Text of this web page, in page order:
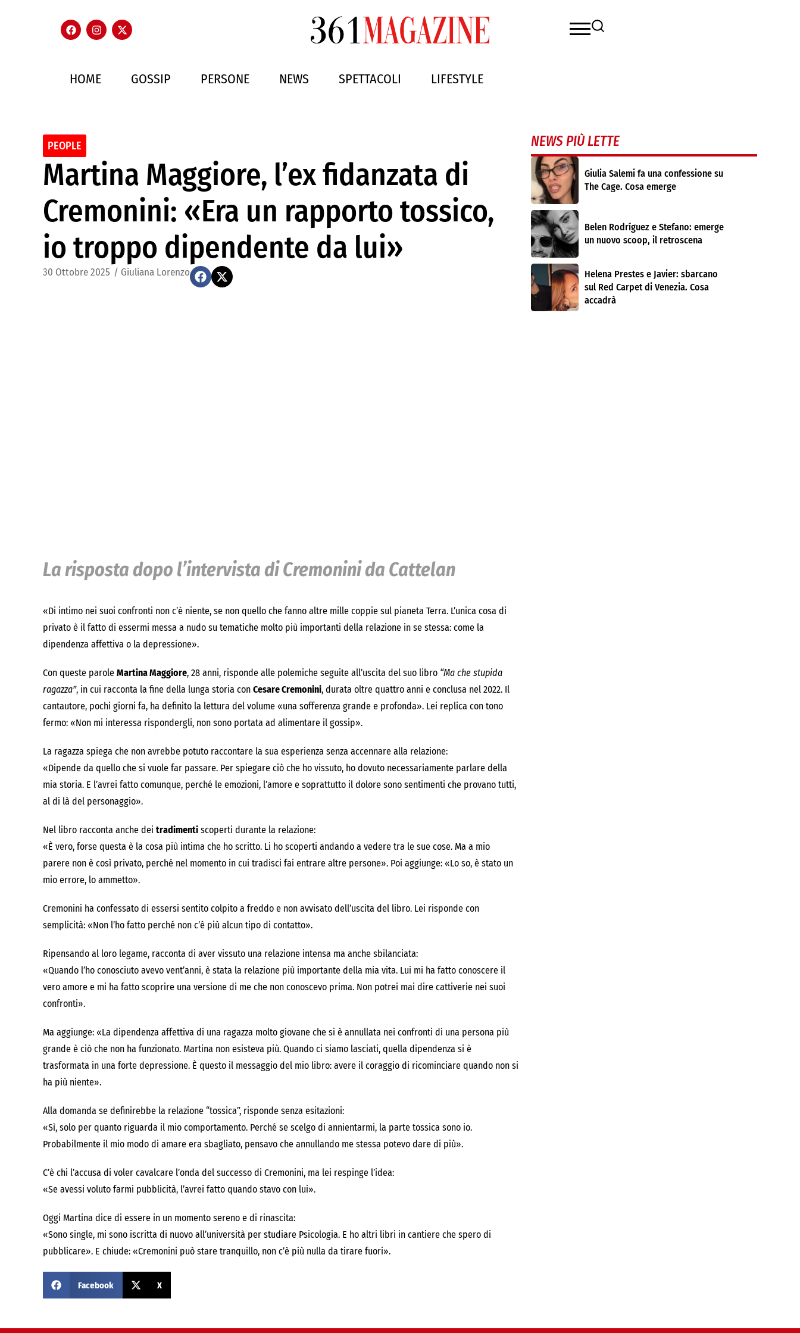
HOME GOSSIP PERSONE NEWS SPETTACOLI LIFESTYLE
PEOPLE
Martina Maggiore, l’ex fidanzata di
Cremonini: «Era un rapporto tossico,
io troppo dipendente da lui»
30 Ottobre 2025 / Giuliana Lorenzo
La risposta dopo l’intervista di Cremonini da Cattelan
«Di intimo nei suoi confronti non c’è niente, se non quello che fanno altre mille coppie sul pianeta Terra. L’unica cosa di
privato è il fatto di essermi messa a nudo su tematiche molto più importanti della relazione in se stessa: come la
dipendenza affettiva o la depressione».
Con queste parole Martina Maggiore, 28 anni, risponde alle polemiche seguite all’uscita del suo libro “Ma che stupida
ragazza”, in cui racconta la fine della lunga storia con Cesare Cremonini, durata oltre quattro anni e conclusa nel 2022. Il
cantautore, pochi giorni fa, ha definito la lettura del volume «una sofferenza grande e profonda». Lei replica con tono
fermo: «Non mi interessa rispondergli, non sono portata ad alimentare il gossip».
La ragazza spiega che non avrebbe potuto raccontare la sua esperienza senza accennare alla relazione:
«Dipende da quello che si vuole far passare. Per spiegare ciò che ho vissuto, ho dovuto necessariamente parlare della
mia storia. E l’avrei fatto comunque, perché le emozioni, l’amore e soprattutto il dolore sono sentimenti che provano tutti,
al di là del personaggio».
Nel libro racconta anche dei tradimenti scoperti durante la relazione:
«È vero, forse questa è la cosa più intima che ho scritto. Li ho scoperti andando a vedere tra le sue cose. Ma a mio
parere non è così privato, perché nel momento in cui tradisci fai entrare altre persone». Poi aggiunge: «Lo so, è stato un
mio errore, lo ammetto».
Cremonini ha confessato di essersi sentito colpito a freddo e non avvisato dell’uscita del libro. Lei risponde con
semplicità: «Non l’ho fatto perché non c’è più alcun tipo di contatto».
Ripensando al loro legame, racconta di aver vissuto una relazione intensa ma anche sbilanciata:
«Quando l’ho conosciuto avevo vent’anni, è stata la relazione più importante della mia vita. Lui mi ha fatto conoscere il
vero amore e mi ha fatto scoprire una versione di me che non conoscevo prima. Non potrei mai dire cattiverie nei suoi
confronti».
Ma aggiunge: «La dipendenza affettiva di una ragazza molto giovane che si è annullata nei confronti di una persona più
grande è ciò che non ha funzionato. Martina non esisteva più. Quando ci siamo lasciati, quella dipendenza si è
trasformata in una forte depressione. È questo il messaggio del mio libro: avere il coraggio di ricominciare quando non si
ha più niente».
Alla domanda se definirebbe la relazione “tossica”, risponde senza esitazioni:
«Sì, solo per quanto riguarda il mio comportamento. Perché se scelgo di annientarmi, la parte tossica sono io.
Probabilmente il mio modo di amare era sbagliato, pensavo che annullando me stessa potevo dare di più».
C’è chi l’accusa di voler cavalcare l’onda del successo di Cremonini, ma lei respinge l’idea:
«Se avessi voluto farmi pubblicità, l’avrei fatto quando stavo con lui».
Oggi Martina dice di essere in un momento sereno e di rinascita:
«Sono single, mi sono iscritta di nuovo all’università per studiare Psicologia. E ho altri libri in cantiere che spero di
pubblicare». E chiude: «Cremonini può stare tranquillo, non c’è più nulla da tirare fuori».
Facebook X
NEWS PIÙ LETTE
Giulia Salemi fa una confessione su
The Cage. Cosa emerge
Belen Rodríguez e Stefano: emerge
un nuovo scoop, il retroscena
Helena Prestes e Javier: sbarcano
sul Red Carpet di Venezia. Cosa
accadrà